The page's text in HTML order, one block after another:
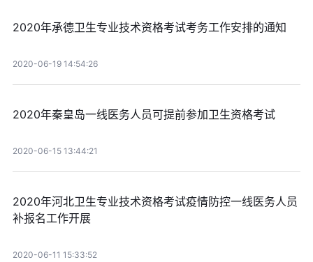
2020年承德卫生专业技术资格考试考务工作安排的通知
2020-06-19 14:54:26
2020年秦皇岛一线医务人员可提前参加卫生资格考试
2020-06-15 13:44:21
2020年河北卫生专业技术资格考试疫情防控一线医务人员
补报名工作开展
2020-06-11 15:33:52